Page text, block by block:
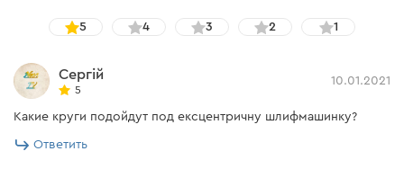
5 4 3 2 1
Сергій
5
10.01.2021
Какие круги подойдут под ексцентричну шлифмашинку?
Ответить